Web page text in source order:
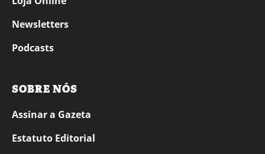
Newsletters
Podcasts
SOBRE NÓS
Assinar a Gazeta
Estatuto Editorial